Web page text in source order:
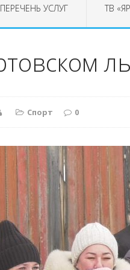
ПЕРЕЧЕНЬ УСЛУГ ТВ
Спорт 0